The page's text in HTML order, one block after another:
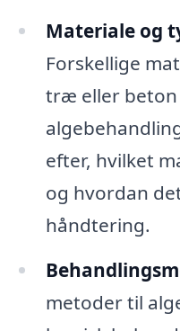
Materiale og
Forskellige
træ eller beton
efter, hvilket
og hvordan
håndtering.
metoder til